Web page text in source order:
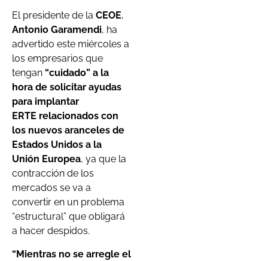
El presidente de la CEOE,
Antonio Garamendi, ha
advertido este miércoles a
los empresarios que
tengan “cuidado” a la
hora de solicitar ayudas
para implantar
ERTE relacionados con
los nuevos aranceles de
Estados Unidos a la
Unión Europea, ya que la
contracción de los
mercados se va a
convertir en un problema
“estructural” que obligará
a hacer despidos.
“Mientras no se arregle el